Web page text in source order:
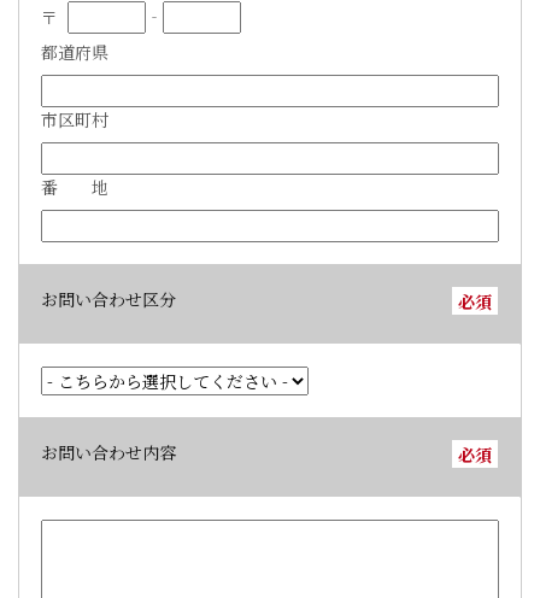
〒
‐
都道府県
市区町村
番 地
お問い合わせ区分 必須
お問い合わせ内容 必須